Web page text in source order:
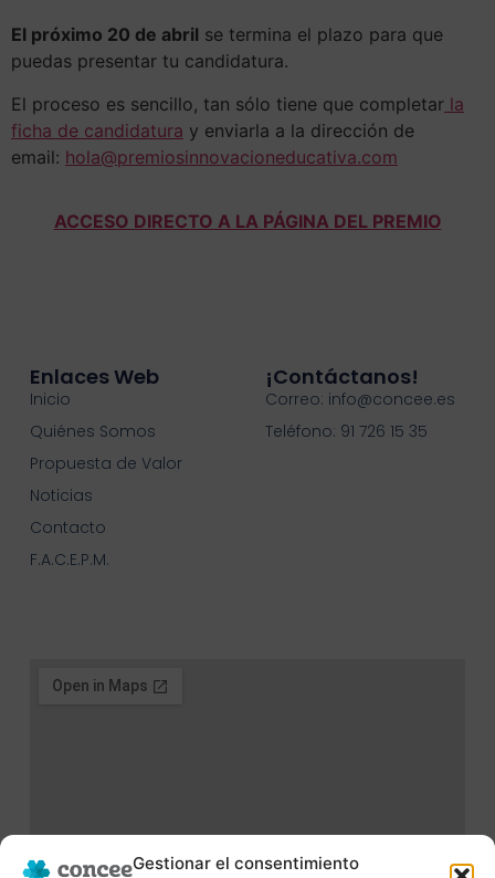
Gestionar el consentimiento
El próximo 20 de abril se termina el plazo para que
puedas presentar tu candidatura.
El proceso es sencillo, tan sólo tiene que completar la
ficha de candidatura y enviarla a la dirección de
email: hola@premiosinnovacioneducativa.com
ACCESO DIRECTO A LA PÁGINA DEL PREMIO
Enlaces Web
Inicio
Quiénes Somos
Propuesta de Valor
Noticias
Contacto
F.A.C.E.P.M.
¡contáctanos!
Correo: info@concee.es
Teléfono: 91 726 15 35